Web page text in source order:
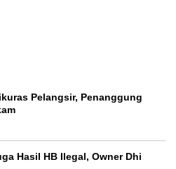
Pelangsir, Penanggung
Hasil HB Ilegal, Owner Dhi